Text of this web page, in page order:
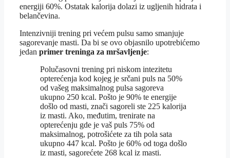
energiji 60%. Ostatak kalorija dolazi iz ugljenih hidrata i
belančevina.
Intenzivniji trening pri većem pulsu samo smanjuje
sagorevanje masti. Da bi se ovo objasnilo upotrebićemo
jedan primer treninga za mršavljenje:
Polučasovni trening pri niskom intezitetu
opterećenja kod kojeg je srčani puls na 50%
od vašeg maksimalnog pulsa sagoreva
ukupno 250 kcal. Pošto je 90% te energije
došlo od masti, znači sagoreli ste 225 kalorija
iz masti. Ako, međutim, trenirate na
opterećenju gde je vaš puls 75% od
maksimalnog, potrošićete za tih pola sata
ukupno 447 kcal. Pošto je 60% od toga došlo
iz masti, sagorećete 268 kcal iz masti.